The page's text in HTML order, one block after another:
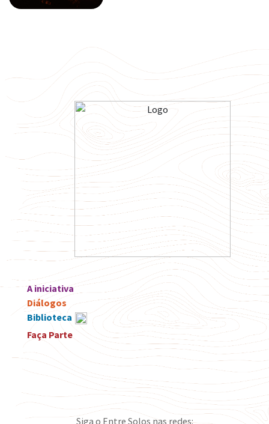
A iniciativa
Diálogos
Biblioteca
Faça Parte
Siga o Entre Solos nas redes: